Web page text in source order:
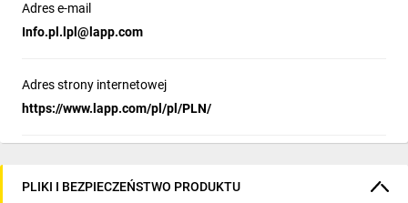
Adres e-mail
Info.pl.lpl@lapp.com
Adres strony internetowej
https://www.lapp.com/pl/pl/PLN/
PLIKI I BEZPIECZEŃSTWO PRODUKTU